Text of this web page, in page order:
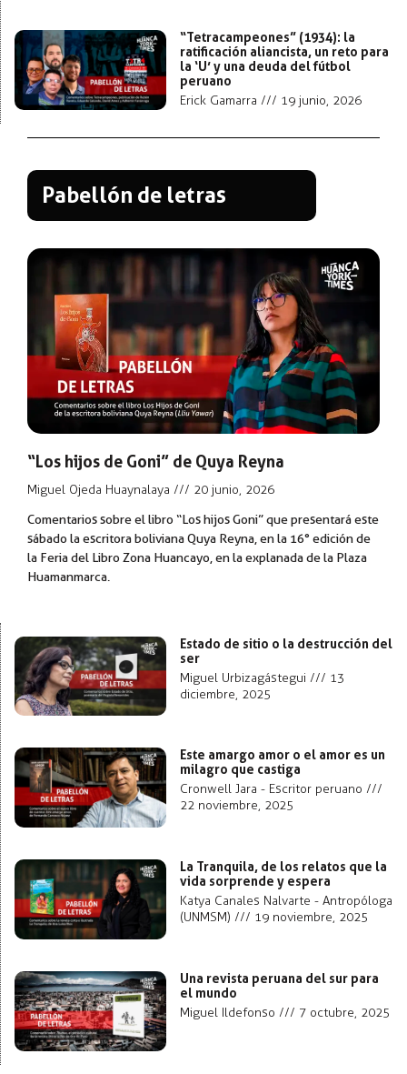
“Tetracampeones” (1934): la
ratificación aliancista, un reto para
la ‘U’ y una deuda del fútbol
peruano
Erick Gamarra
19 junio, 2026
Pabellón de letras
“Los hijos de Goni” de Quya Reyna
Miguel Ojeda Huaynalaya 20 junio, 2026
Comentarios sobre el libro “Los hijos Goni” que presentará este
sábado la escritora boliviana Quya Reyna, en la 16° edición de
la Feria del Libro Zona Huancayo, en la explanada de la Plaza
Huamanmarca.
Estado de sitio o la destrucción del
ser
Miguel Urbizagástegui
13
diciembre, 2025
Este amargo amor o el amor es un
milagro que castiga
Cronwell Jara - Escritor peruano
22 noviembre, 2025
La Tranquila, de los relatos que la
vida sorprende y espera
Katya Canales Nalvarte - Antropóloga
(UNMSM)
19 noviembre, 2025
Una revista peruana del sur para
el mundo
Miguel Ildefonso
7 octubre, 2025